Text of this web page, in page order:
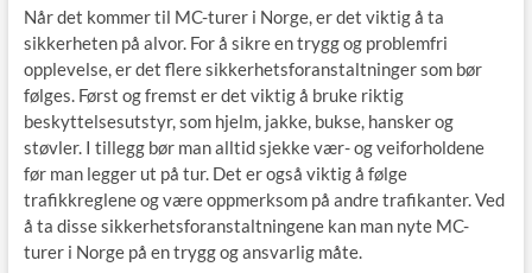
Når det kommer til MC-turer i Norge, er det viktig å ta
sikkerheten på alvor. For å sikre en trygg og problemfri
opplevelse, er det flere sikkerhetsforanstaltninger som bør
følges. Først og fremst er det viktig å bruke riktig
beskyttelsesutstyr, som hjelm, jakke, bukse, hansker og
støvler. I tillegg bør man alltid sjekke vær- og veiforholdene
før man legger ut på tur. Det er også viktig å følge
trafikkreglene og være oppmerksom på andre trafikanter. Ved
å ta disse sikkerhetsforanstaltningene kan man nyte MC-
turer i Norge på en trygg og ansvarlig måte.